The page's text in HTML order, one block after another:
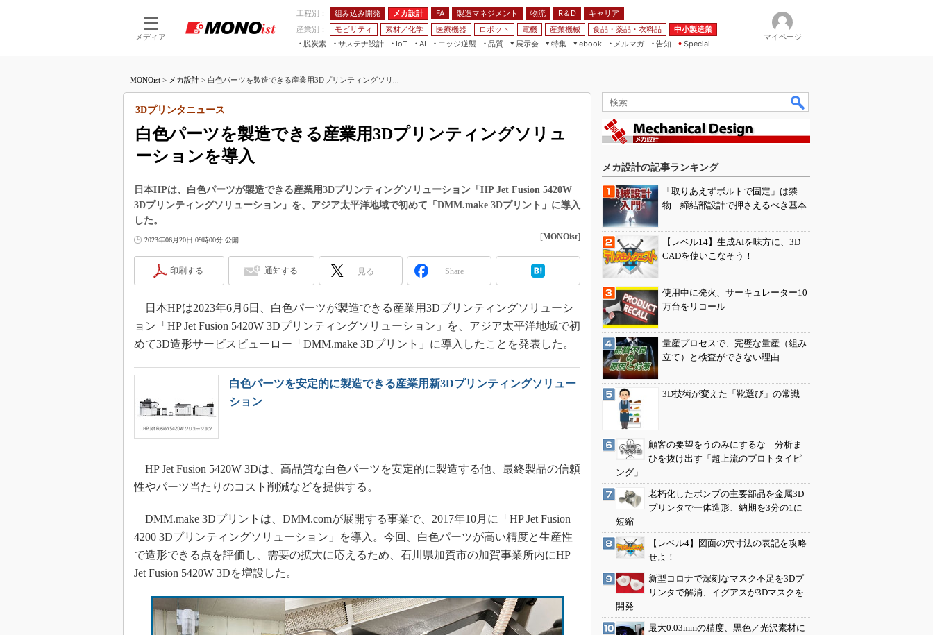
メディア
工程別： 組み込み開発 メカ設計 FA 製造マネジメント 物流 R＆D
キャリア
産業別：
モビリティ 素材／化学 医療機器 ロボット 電機 産業機械 食品・薬品・衣料品
中小製造業
脱炭素
サステナ設計
IoT
つながる工場
AI
AI×設備保全
エッジ逆襲 品質
展示会
JIMTOF
IIFES
TECHNO-FRONTIER
EdgeTech+
日本ものづくりワールド
AUTOMOTIVE WORLD
産業オープンネット展
特集
フィールドサービス
組み込み画像技術
組み込みモデリング
ISO26262
3Dプリンタ
デジタルツインとCAE
インダストリー4.0
メイドインジャパン
植物工場
グローバル設計・開発
制御セキュリティ
ebook
メルマガ
告知 Special
マイページ
MONOist > メカ設計 > 白色パーツを製造できる産業用3Dプリンティングソリ...
白色パーツを製造できる産業用3Dプリンティングソリュ
ーションを導入
3Dプリンタニュース
日本HPは、白色パーツが製造できる産業用3Dプリンティングソリューション「HP Jet Fusion 5420W
3Dプリンティングソリューション」を、アジア太平洋地域で初めて「DMM.make 3Dプリント」に導入
した。
2023年06月20日 09時00分 公開 [MONOist]
印刷する 通知する 見る Share
日本HPは2023年6月6日、白色パーツが製造できる産業用3Dプリンティングソリューシ
ョン「HP Jet Fusion 5420W 3Dプリンティングソリューション」を、アジア太平洋地域で初
めて3D造形サービスビューロー「DMM.make 3Dプリント」に導入したことを発表した。
白色パーツを安定的に製造できる産業用新3Dプリンティングソリュー
ション
HP Jet Fusion 5420W 3Dは、高品質な白色パーツを安定的に製造する他、最終製品の信頼
性やパーツ当たりのコスト削減などを提供する。
DMM.make 3Dプリントは、DMM.comが展開する事業で、2017年10月に「HP Jet Fusion
4200 3Dプリンティングソリューション」を導入。今回、白色パーツが高い精度と生産性
で造形できる点を評価し、需要の拡大に応えるため、石川県加賀市の加賀事業所内にHP
Jet Fusion 5420W 3Dを増設した。
メカ設計の記事ランキング
「取りあえずボルトで固定」は禁
物 締結部設計で押さえるべき基本
【レベル14】生成AIを味方に、3D
CADを使いこなそう！
使用中に発火、サーキュレーター10
万台をリコール
量産プロセスで、完璧な量産（組み
立て）と検査ができない理由
3D技術が変えた「靴選び」の常識
顧客の要望をうのみにするな 分析ま
ひを抜け出す「超上流のプロトタイピ
ング」
老朽化したポンプの主要部品を金属3D
プリンタで一体造形、納期を3分の1に
短縮
【レベル4】図面の穴寸法の表記を攻略
せよ！
新型コロナで深刻なマスク不足を3Dプ
リンタで解消、イグアスが3Dマスクを
開発
最大0.03mmの精度、黒色／光沢素材に